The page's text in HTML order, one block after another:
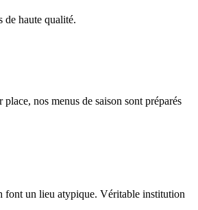
de haute qualité.
nos menus de saison sont préparés
font un lieu atypique. Véritable institution